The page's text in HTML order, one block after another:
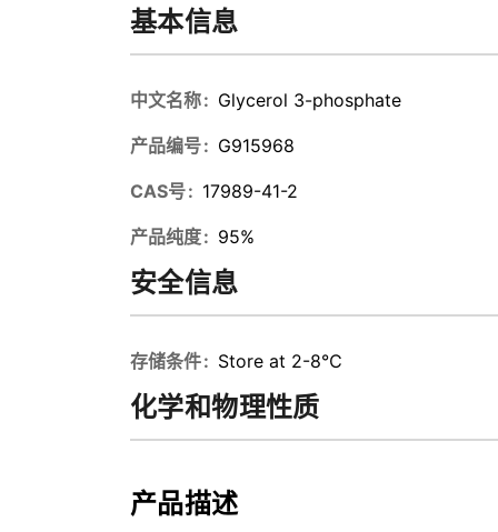
基本信息
中文名称 Glycerol 3-phosphate
产品编号 G915968
CAS号 17989-41-2
产品纯度 95%
安全信息
存储条件 Store at 2-8℃
化学和物理性质
产品描述